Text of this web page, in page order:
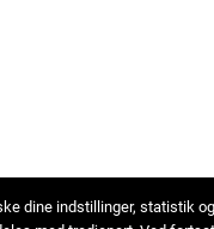
dine indstillinger, statistik